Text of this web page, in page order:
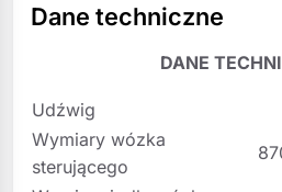
Dane techniczne
DANE
Udźwig
Wymiary wózka
sterującego